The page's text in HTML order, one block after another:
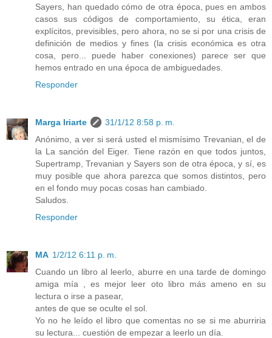
Sayers, han quedado cómo de otra época, pues en ambos
casos sus códigos de comportamiento, su ética, eran
explícitos, previsibles, pero ahora, no se si por una crisis de
definición de medios y fines (la crisis económica es otra
cosa, pero... puede haber conexiones) parece ser que
hemos entrado en una época de ambiguedades.
Responder
Marga Iriarte
31/1/12 8:58 p. m.
Anónimo, a ver si será usted el mismísimo Trevanian, el de
la La sanción del Eiger. Tiene razón en que todos juntos,
Supertramp, Trevanian y Sayers son de otra época, y sí, es
muy posible que ahora parezca que somos distintos, pero
en el fondo muy pocas cosas han cambiado.
Saludos.
Responder
MA 1/2/12 6:11 p. m.
Cuando un libro al leerlo, aburre en una tarde de domingo
amiga mía , es mejor leer oto libro más ameno en su
lectura o irse a pasear,
antes de que se oculte el sol.
Yo no he leído el libro que comentas no se si me aburriria
su lectura... cuestión de empezar a leerlo un día.